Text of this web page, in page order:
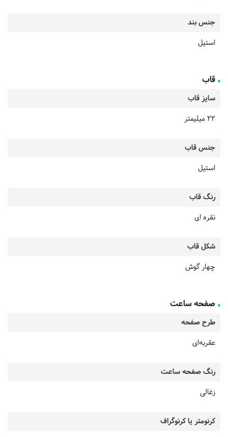
جنس بند
استیل
قاب
سایز قاب
22 میلیمتر
جنس قاب
استیل
رنگ قاب
نقره ای
شکل قاب
چهار گوش
صفحه ساعت
طرح صفحه
عقربه‌ای
رنگ صفحه ساعت
زغالی
کرنومتر یا کرنوگراف